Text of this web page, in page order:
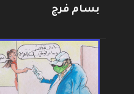
بسام فرج